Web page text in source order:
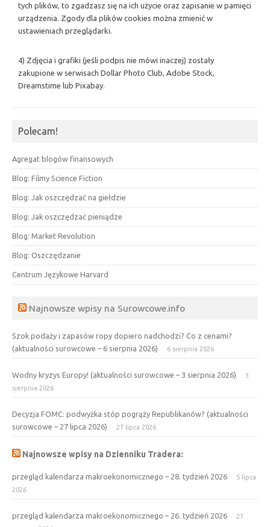
tych plików, to zgadzasz się na ich użycie oraz zapisanie w pamięci
urządzenia. Zgody dla plików cookies można zmienić w
ustawieniach przeglądarki.
4) Zdjęcia i grafiki (jeśli podpis nie mówi inaczej) zostały
zakupione w serwisach Dollar Photo Club, Adobe Stock,
Dreamstime lub Pixabay.
Polecam!
Agregat blogów finansowych
Blog: Filmy Science Fiction
Blog: Jak oszczędzać na giełdzie
Blog: Jak oszczędzać pieniądze
Blog: Market Revolution
Blog: Oszczędzanie
Centrum Językowe Harvard
Najnowsze wpisy na Surowcowe.info
Szok podaży i zapasów ropy dopiero nadchodzi? Co z cenami?
(aktualności surowcowe – 6 sierpnia 2026)
6 sierpnia 2026
Wodny kryzys Europy! (aktualności surowcowe – 3 sierpnia 2026)
3
sierpnia 2026
Decyzja FOMC: podwyżka stóp pogrąży Republikanów? (aktualności
surowcowe – 27 lipca 2026)
27 lipca 2026
Najnowsze wpisy na Dzienniku Tradera:
przegląd kalendarza makroekonomicznego – 28. tydzień 2026
5 lipca
2026
przegląd kalendarza makroekonomicznego – 26. tydzień 2026
21